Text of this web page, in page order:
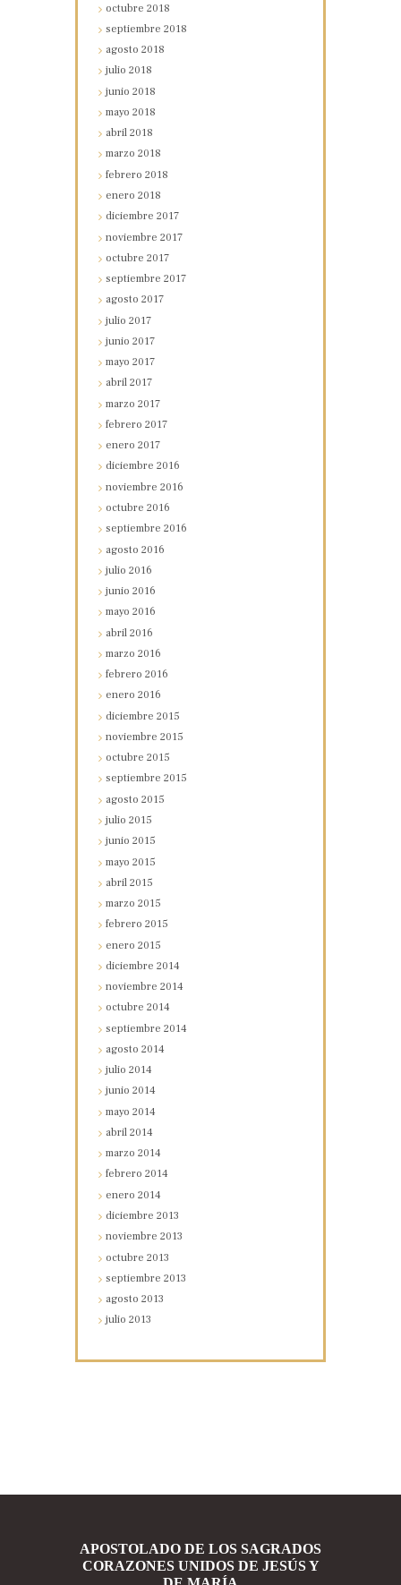
octubre2018
septiembre2018
agosto2018
julio2018
junio2018
mayo2018
abril2018
marzo2018
febrero2018
enero2018
diciembre2017
noviembre2017
octubre2017
septiembre2017
agosto2017
julio2017
junio2017
mayo2017
abril2017
marzo2017
febrero2017
enero2017
diciembre2016
noviembre2016
octubre2016
septiembre2016
agosto2016
julio2016
junio2016
mayo2016
abril2016
marzo2016
febrero2016
enero2016
diciembre2015
noviembre2015
octubre2015
septiembre2015
agosto2015
julio2015
junio2015
mayo2015
abril2015
marzo2015
febrero2015
enero2015
diciembre2014
noviembre2014
octubre2014
septiembre2014
agosto2014
julio2014
junio2014
mayo2014
abril2014
marzo2014
febrero2014
enero2014
diciembre2013
noviembre2013
octubre2013
septiembre2013
agosto2013
julio2013
APOSTOLADO DE LOS SAGRADOS
CORAZONES UNIDOS DE JESÚS Y